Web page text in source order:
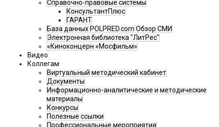
Справочно-правовые системы
КонсультантПлюс
ГАРАНТ
База данных POLPRED.com Обзор СМИ
Электронная библиотека "ЛитРес"
«Киноконцерн «Мосфильм»
Видео
Коллегам
Виртуальный методический кабинет
Документы
Информационно-аналитические и методические
материалы
Конкурсы
Полезные ссылки
Профессиональные мероприятия